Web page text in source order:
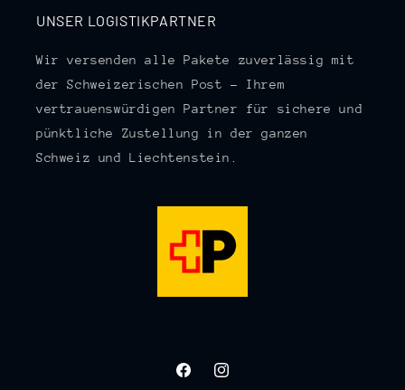
UNSER LOGISTIKPARTNER
Wir versenden alle Pakete zuverlässig mit
der Schweizerischen Post – Ihrem
vertrauenswürdigen Partner für sichere und
pünktliche Zustellung in der ganzen
Schweiz und Liechtenstein.
FacebookInstagram